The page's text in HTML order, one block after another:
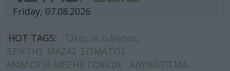
Friday, 07.08.2026
HOT TAGS:
Όλες οι ειδήσεις
ΔΕΙΚΤΗΣ ΜΑΖΑΣ ΣΩΜΑΤΟΣ
ΑΝΑΛΟΓΙΑ ΜΕΣΗΣ ΓΟΦΩΝ
ΑΔΥΝΑΤΙΣΜΑ